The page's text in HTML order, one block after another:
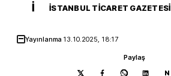
İ İSTANBUL TICARET GAZETESI
Yayınlanma 13.10.2025, 18:17
Paylaş
N